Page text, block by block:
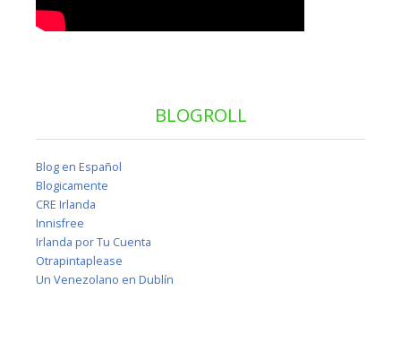
BLOGROLL
Blog en Español
Blogicamente
CRE Irlanda
Innisfree
Irlanda por Tu Cuenta
Otrapintaplease
Un Venezolano en Dublín